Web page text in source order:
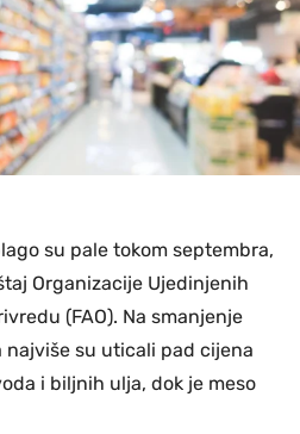
su pale tokom septembra,
Organizacije Ujedinjenih
(FAO). Na smanjenje
su uticali pad cijena
i biljnih ulja, dok je meso